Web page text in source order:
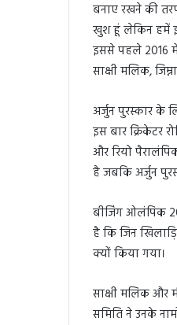
बनाए रखने की
खुश हूं लेकिन हमें
इससे पहले 2016 में
साक्षी मलिक,
अर्जुन पुरस्कार के
इस बार क्रिकेटर
और रियो
है जबकि अर्जुन
बीजिंग ओलंपिक
है कि जिन
क्यों किया गया।
साक्षी मलिक और
समिति ने उनके